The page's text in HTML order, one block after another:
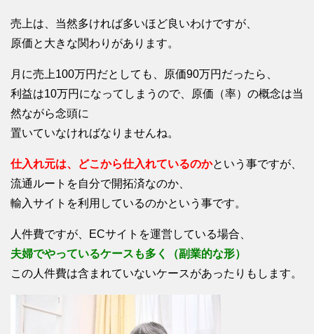
売上は、当然多ければ多いほど良いわけですが、
原価と大きな関わりがあります。
月に売上100万円だとしても、原価90万円だったら、
利益は10万円になってしまうので、原価（率）の概念は当
然ながら念頭に
置いていなければなりませんね。
仕入れ元は、どこから仕入れているのかという事ですが、
流通ルートを自分で開拓済なのか、
輸入サイトを利用しているのかという事です。
人件費ですが、ECサイトを運営している場合、
夫婦でやっているケースも多く（副業的な形）
この人件費は含まれていないケースがあったりもします。